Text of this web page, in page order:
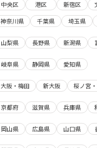
中央区
港区 新宿区
神奈川県 千葉県 埼玉県
山梨県 長野県 新潟県
岐阜県 静岡県 愛知県
大阪・梅田 新大阪 桜ノ宮
京都府 滋賀県 兵庫県
岡山県 広島県 山口県